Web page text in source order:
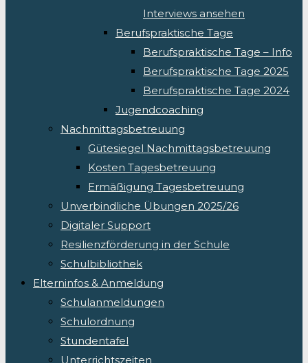
Interviews ansehen
Berufspraktische Tage
Berufspraktische Tage – Info
Berufspraktische Tage 2025
Berufspraktische Tage 2024
Jugendcoaching
Nachmittagsbetreuung
Gütesiegel Nachmittagsbetreuung
Kosten Tagesbetreuung
Ermäßigung Tagesbetreuung
Unverbindliche Übungen 2025/26
Digitaler Support
Resilienzförderung in der Schule
Schulbibliothek
Elterninfos & Anmeldung
Schulanmeldungen
Schulordnung
Stundentafel
Unterrichtszeiten